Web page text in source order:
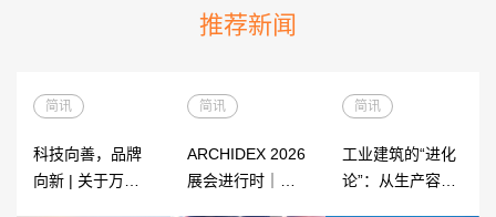
推荐新闻
简讯
科技向善，品牌
向新 | 关于万事
简讯
ARCHIDEX 2026
展会进行时｜
简讯
工业建筑的“进化
论”：从生产容器